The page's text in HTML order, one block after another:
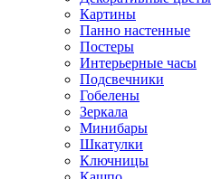
Картины
Панно настенные
Постеры
Интерьерные часы
Подсвечники
Гобелены
Зеркала
Минибары
Шкатулки
Ключницы